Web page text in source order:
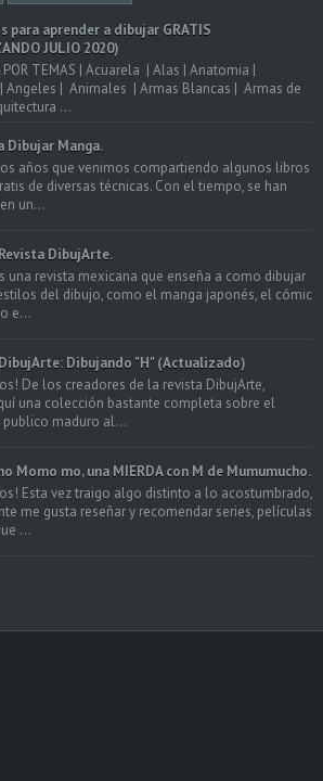
para aprender a dibujar GRATIS
JULIO 2020)
POR TEMAS | Acuarela | Alas | Anatomia |
Angeles | Animales | Armas Blancas | Armas de
...
Dibujar Manga.
años que venimos compartiendo algunos libros
de diversas técnicas. Con el tiempo, se han
un...
DibujArte.
una revista mexicana que enseña a como dibujar
del dibujo, como el manga japonés, el cómic
e...
Dibujando "H" (Actualizado)
De los creadores de la revista DibujArte,
una colección bastante completa sobre el
publico maduro al...
Momo mo, una MIERDA con M de Mumumucho.
Esta vez traigo algo distinto a lo acostumbrado,
me gusta reseñar y recomendar series, películas
...